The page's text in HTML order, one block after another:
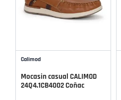
Calimod
Mocasin casual CALIMOD
24Q4.1CB4002 Coñac